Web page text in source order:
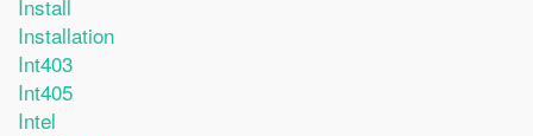
Install
Installation
Int403
Int405
Intel